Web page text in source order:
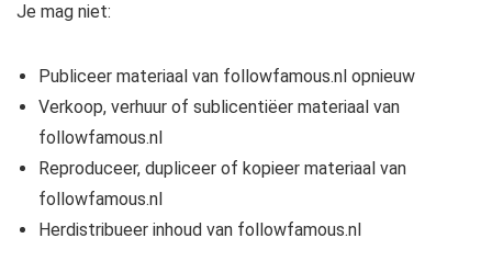
Je mag niet:
Publiceer materiaal van followfamous.nl opnieuw
Verkoop, verhuur of sublicentiëer materiaal van
followfamous.nl
Reproduceer, dupliceer of kopieer materiaal van
followfamous.nl
Herdistribueer inhoud van followfamous.nl